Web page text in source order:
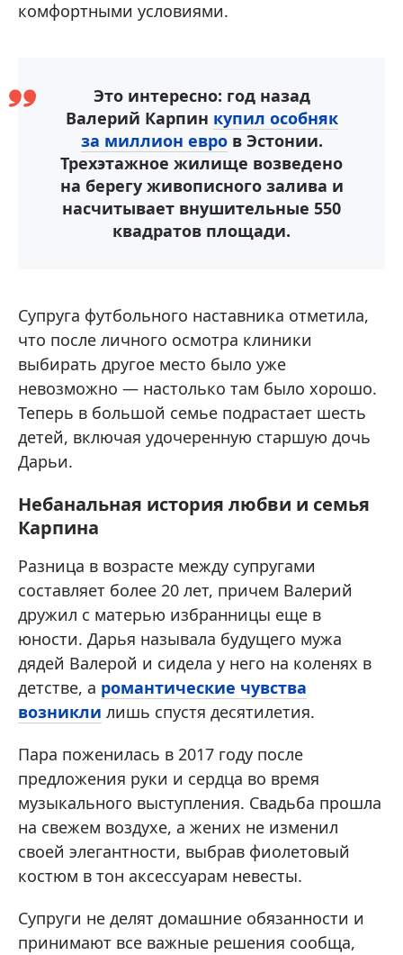
комфортными условиями.
Это интересно: год назад
Валерий Карпин купил особняк
за миллион евров Эстонии.
Трехэтажное жилище возведено
на берегу живописного залива и
насчитывает внушительные 550
квадратов площади.
Супруга футбольного наставника отметила,
что после личного осмотра клиники
выбирать другое место было уже
невозможно — настолько там было хорошо.
Теперь в большой семье подрастает шесть
детей, включая удочеренную старшую дочь
Дарьи.
Небанальная история любви и семья
Карпина
Разница в возрасте между супругами
составляет более 20 лет, причем Валерий
дружил с матерью избранницы еще в
юности. Дарья называла будущего мужа
дядей Валерой и сидела у него на коленях в
детстве, а романтические чувства
возникли лишь спустя десятилетия.
Пара поженилась в 2017 году после
предложения руки и сердца во время
музыкального выступления. Свадьба прошла
на свежем воздухе, а жених не изменил
своей элегантности, выбрав фиолетовый
костюм в тон аксессуарам невесты.
Супруги не делят домашние обязанности и
принимают все важные решения сообща,